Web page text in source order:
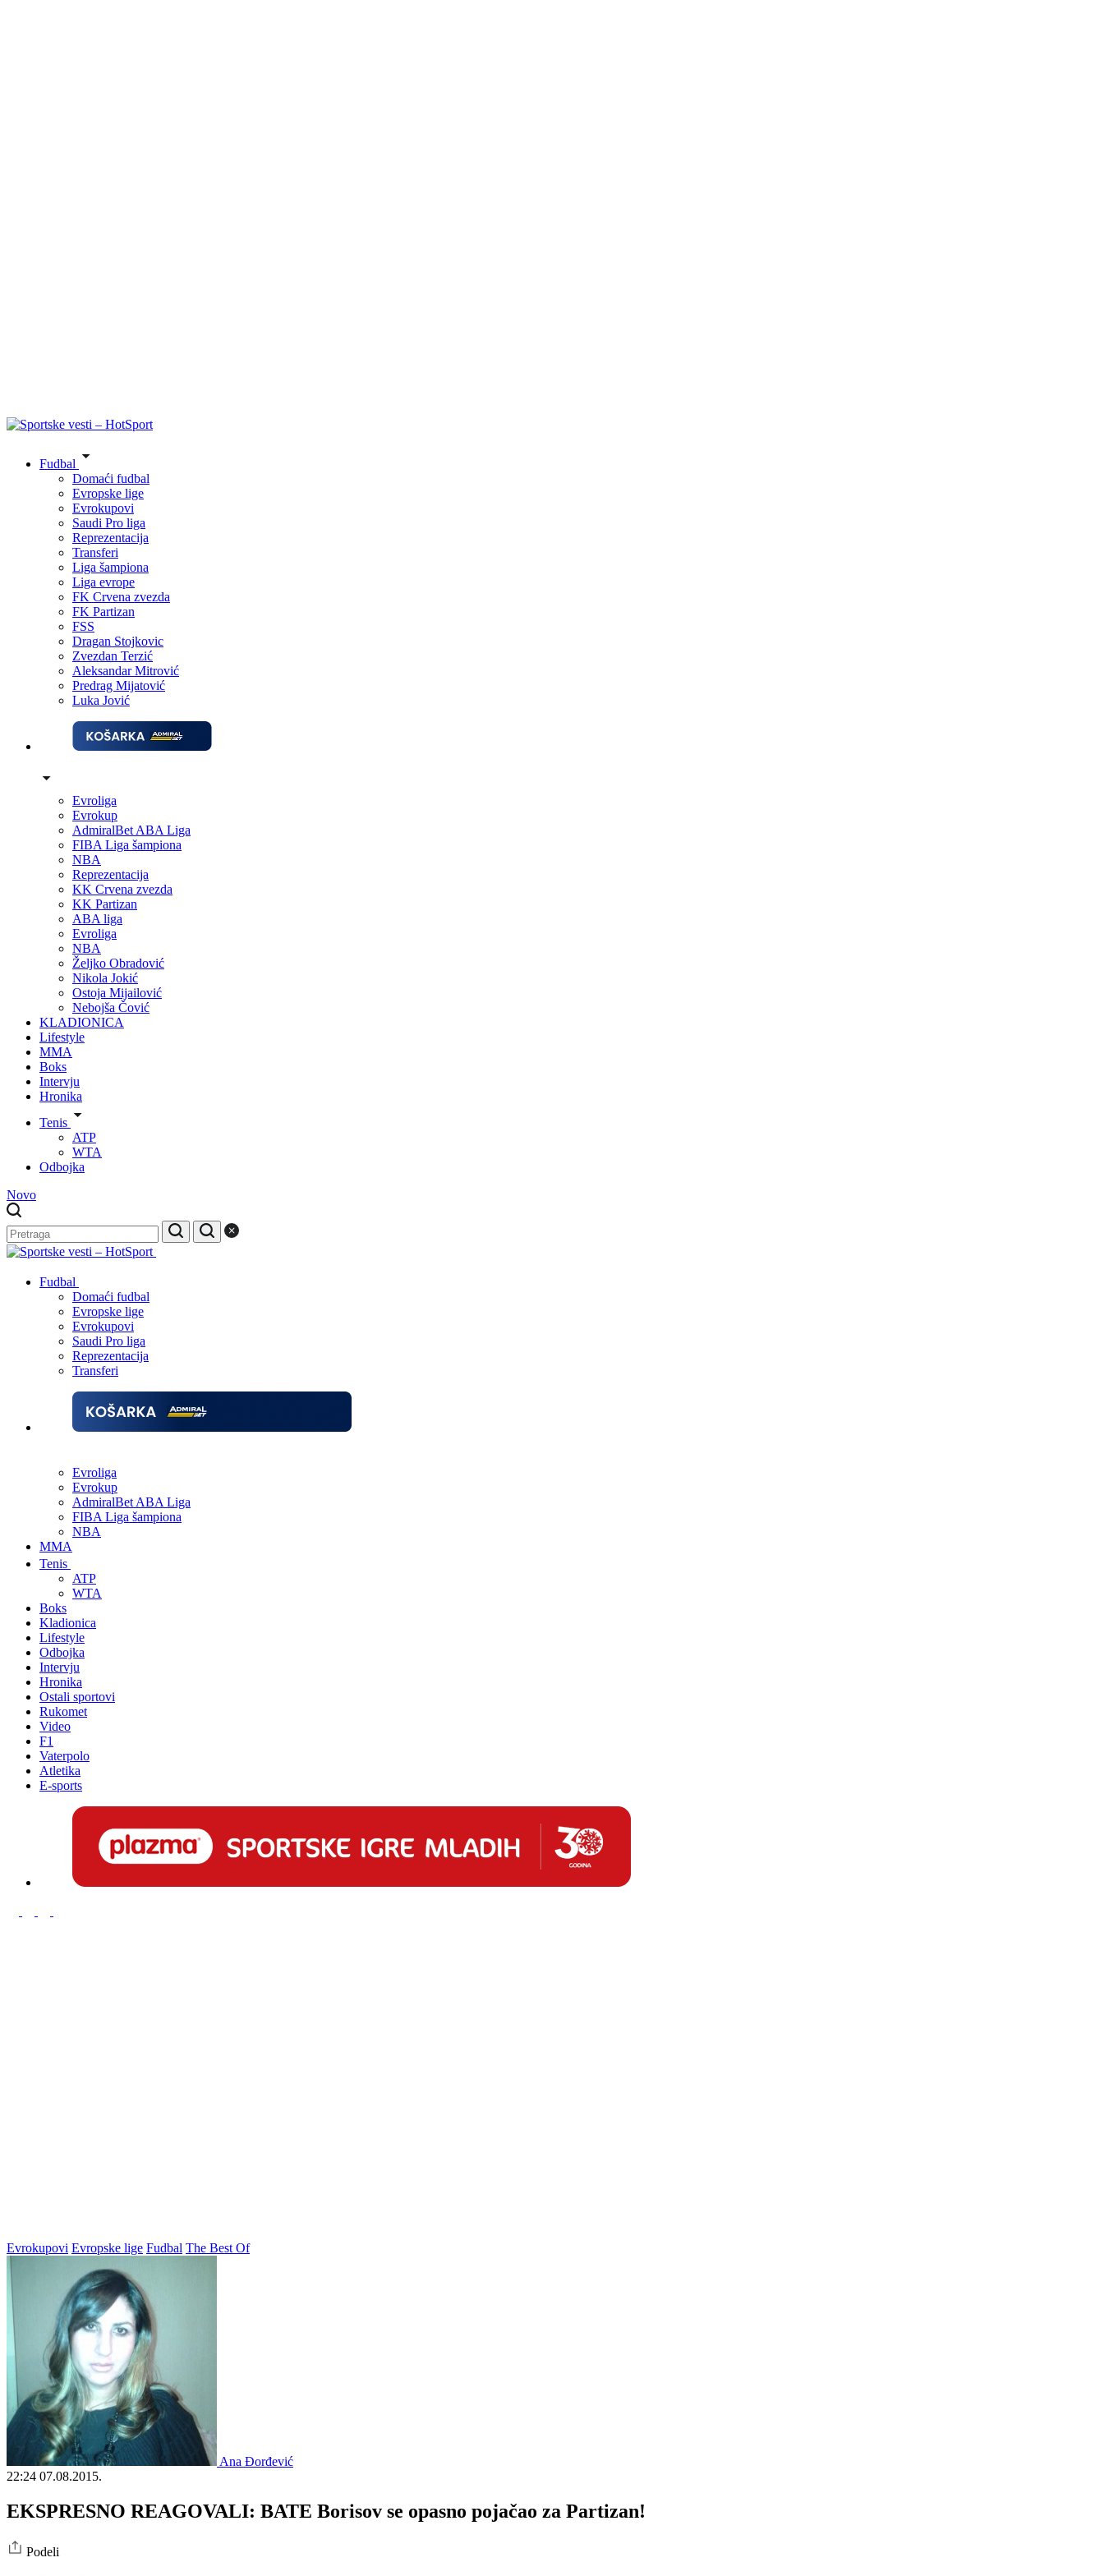
Fudbal
Domaći fudbal
Evropske lige
Evrokupovi
Saudi Pro liga
Reprezentacija
Transferi
Liga šampiona
Liga evrope
FK Crvena zvezda
FK Partizan
FSS
Dragan Stojkovic
Zvezdan Terzić
Aleksandar Mitrović
Predrag Mijatović
Luka Jović
Evroliga
Evrokup
AdmiralBet ABA Liga
FIBA Liga šampiona
NBA
Reprezentacija
KK Crvena zvezda
KK Partizan
ABA liga
Evroliga
NBA
Željko Obradović
Nikola Jokić
Ostoja Mijailović
Nebojša Čović
KLADIONICA
Lifestyle
MMA
Boks
Intervju
Hronika
Tenis
ATP
WTA
Odbojka
Novo
Fudbal
Domaći fudbal
Evropske lige
Evrokupovi
Saudi Pro liga
Reprezentacija
Transferi
Evroliga
Evrokup
AdmiralBet ABA Liga
FIBA Liga šampiona
NBA
MMA
Tenis
ATP
WTA
Boks
Kladionica
Lifestyle
Odbojka
Intervju
Hronika
Ostali sportovi
Rukomet
Video
F1
Vaterpolo
Atletika
E-sports
Evrokupovi Evropske lige Fudbal The Best Of
Ana Đorđević
22:24 07.08.2015.
EKSPRESNO REAGOVALI: BATE Borisov se opasno pojačao za Partizan!
Podeli